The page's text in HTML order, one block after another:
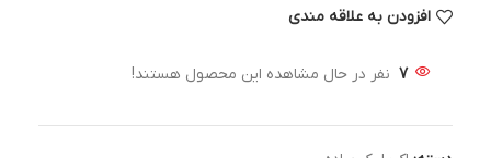
افزودن به علاقه مندی
7 نفر در حال مشاهده این محصول هستند!